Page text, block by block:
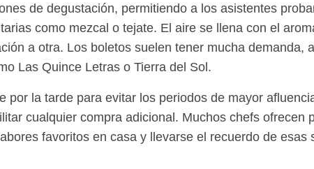
de degustación, permitiendo a los asistentes
como mezcal o tejate. El aire se llena con el
a otra. Los boletos suelen tener mucha demanda,
Las Quince Letras o Tierra del Sol.
por la tarde para evitar los periodos de mayor
cualquier compra adicional. Muchos chefs ofrecen
favoritos en casa y llevarse el recuerdo de